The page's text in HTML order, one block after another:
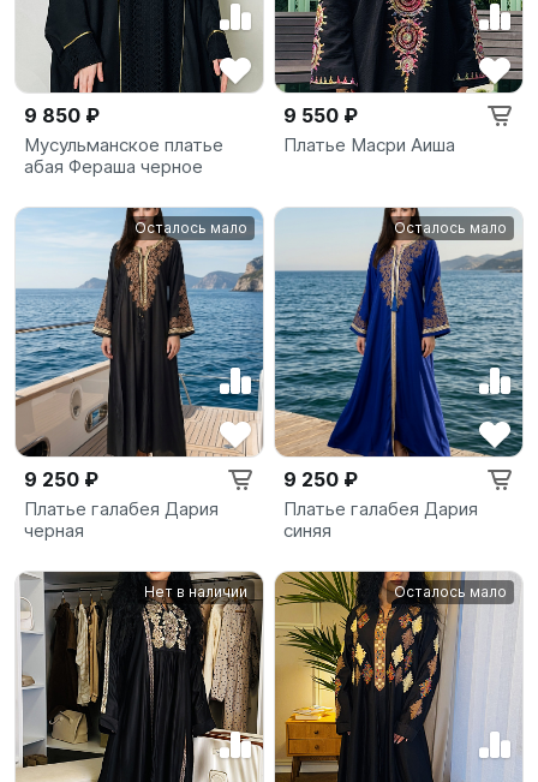
9 850 ₽
Мусульманское платье
абая Фераша черное
9 550 ₽
Платье Масри Аиша
Осталось мало
9 250 ₽
Платье галабея Дария
черная
Осталось мало
9 250 ₽
Платье галабея Дария
синяя
Нет в наличии Осталось мало